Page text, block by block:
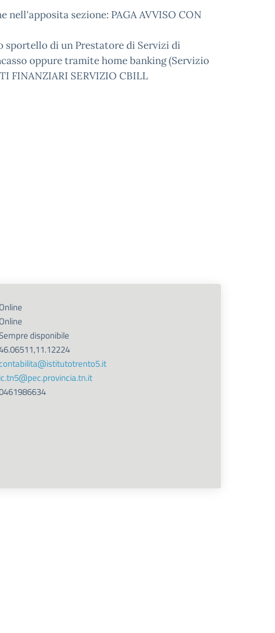
nell'apposita sezione: PAGA AVVISO CON
sportello di un Prestatore di Servizi di
oppure tramite home banking (Servizio
FINANZIARI SERVIZIO CBILL
Online
Online
disponibile
ic.tn5@pec.provincia.tn.it